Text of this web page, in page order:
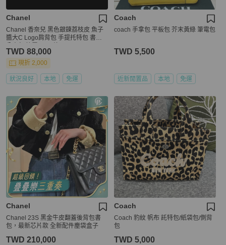
Chanel
Chanel 香奈兒 黑色銀鍊荔枝皮 魚子
醬大C Logo肩背包 手提托特包 書包
TWD 88,000
現折 2,000
狀況良好 本地 免運
Coach
coach 手拿包 平板包 芥末黃綠 筆電包
TWD 5,500
近新閒置品 本地 免運
Chanel
Chanel 23S 黑金牛皮翻蓋後背包書
包，最新芯片款 全新配件塵袋盒子
TWD 210,000
Coach
Coach 豹紋 帆布 託特包/紙袋包/側背
包
TWD 5,000